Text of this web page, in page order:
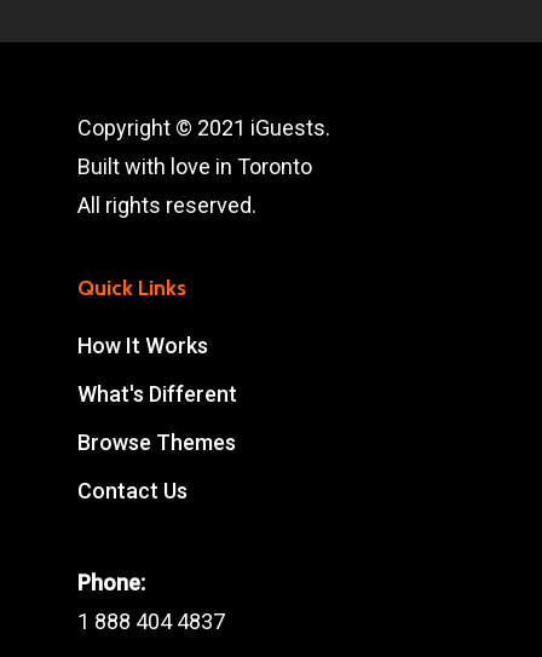
Copyright © 2021 iGuests.
Built with love in Toronto
All rights reserved.
Quick Links
How It Works
What's Different
Browse Themes
Contact Us
Phone:
1 888 404 4837